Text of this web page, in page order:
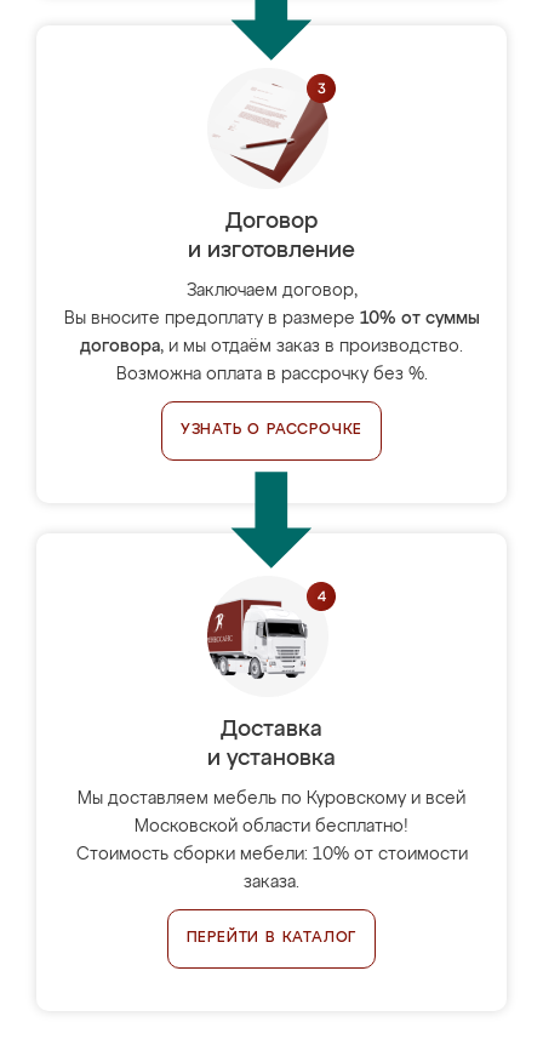
Договор
и изготовление
Заключаем договор,
Вы вносите предоплату в размере 10% от суммы
договора, и мы отдаём заказ в производство.
Возможна оплата в рассрочку без %.
УЗНАТЬ О РАССРОЧКЕ
Доставка
и установка
Мы доставляем мебель по Куровскому и всей
Московской области бесплатно!
Стоимость сборки мебели: 10% от стоимости
заказа.
ПЕРЕЙТИ В КАТАЛОГ